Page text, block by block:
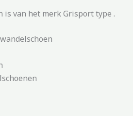
is van het merk Grisport type .